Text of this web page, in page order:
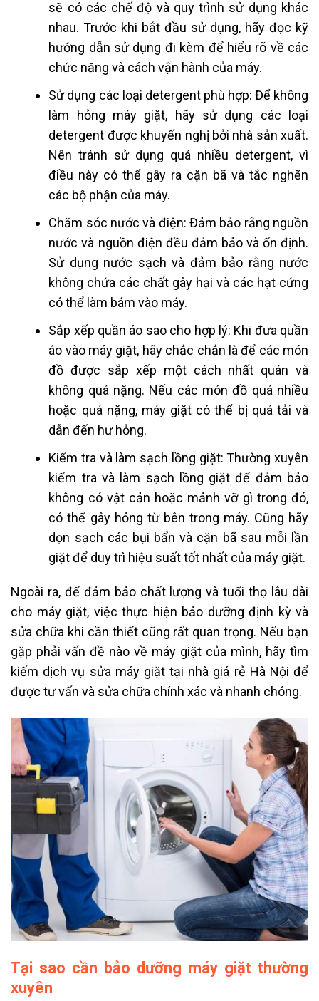
sẽ có các chế độ và quy trình sử dụng khác
nhau. Trước khi bắt đầu sử dụng, hãy đọc kỹ
hướng dẫn sử dụng đi kèm để hiểu rõ về các
chức năng và cách vận hành của máy.
Sử dụng các loại detergent phù hợp: Để không
làm hỏng máy giặt, hãy sử dụng các loại
detergent được khuyến nghị bởi nhà sản xuất.
Nên tránh sử dụng quá nhiều detergent, vì
điều này có thể gây ra cặn bã và tắc nghẽn
các bộ phận của máy.
Chăm sóc nước và điện: Đảm bảo rằng nguồn
nước và nguồn điện đều đảm bảo và ổn định.
Sử dụng nước sạch và đảm bảo rằng nước
không chứa các chất gây hại và các hạt cứng
có thể làm bám vào máy.
Sắp xếp quần áo sao cho hợp lý: Khi đưa quần
áo vào máy giặt, hãy chắc chắn là để các món
đồ được sắp xếp một cách nhất quán và
không quá nặng. Nếu các món đồ quá nhiều
hoặc quá nặng, máy giặt có thể bị quá tải và
dẫn đến hư hỏng.
Kiểm tra và làm sạch lồng giặt: Thường xuyên
kiểm tra và làm sạch lồng giặt để đảm bảo
không có vật cản hoặc mảnh vỡ gì trong đó,
có thể gây hỏng từ bên trong máy. Cũng hãy
dọn sạch các bụi bẩn và cặn bã sau mỗi lần
giặt để duy trì hiệu suất tốt nhất của máy giặt.
Ngoài ra, để đảm bảo chất lượng và tuổi thọ lâu dài
cho máy giặt, việc thực hiện bảo dưỡng định kỳ và
sửa chữa khi cần thiết cũng rất quan trọng. Nếu bạn
gặp phải vấn đề nào về máy giặt của mình, hãy tìm
kiếm dịch vụ sửa máy giặt tại nhà giá rẻ Hà Nội để
được tư vấn và sửa chữa chính xác và nhanh chóng.
Tại sao cần bảo dưỡng máy giặt thường
xuyên